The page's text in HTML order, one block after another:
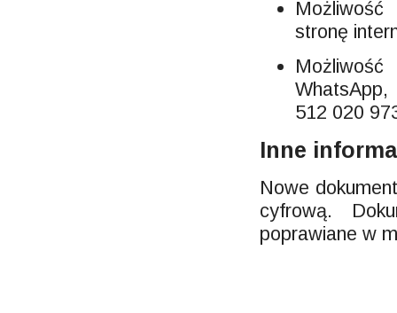
stronę
512 020
Inne
Nowe
cyfrową.
poprawiane w